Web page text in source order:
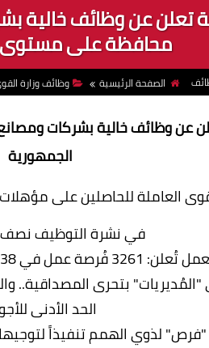
محافظة على مستوى
الصفحة الرئيسية وظائف وزارة
الجمهورية
العاملة للحاصلين على
في نشرة التوظيف نصف
عمل في 38 شركة خاصة بـ 13 مُحافظة ..
بتحرى المصداقية..
الحد الأدنى
لذوي الهمم تنفيذاً